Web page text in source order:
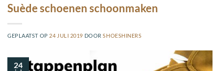
Suède schoenen schoonmaken
GEPLAATST OP 24 JULI 2019 DOORSHOESHINERS
24